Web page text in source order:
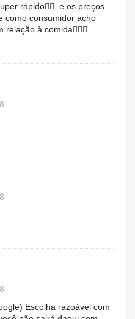
rápido👍🏽, e os preços
como consumidor acho
à comida👌🏽😋
Escolha razoável com